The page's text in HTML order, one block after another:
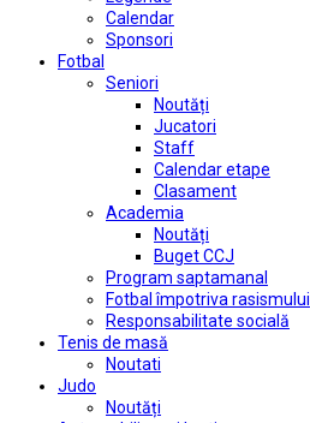
Calendar
Sponsori
Fotbal
Seniori
Noutăți
Jucatori
Staff
Calendar etape
Clasament
Academia
Noutăți
Buget CCJ
Program saptamanal
Fotbal împotriva rasismului
Responsabilitate socială
Tenis de masă
Noutati
Judo
Noutăți